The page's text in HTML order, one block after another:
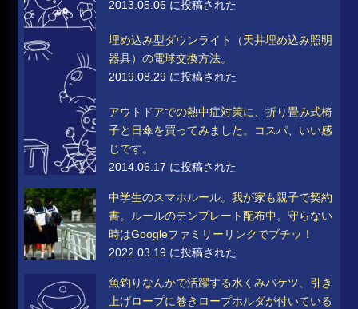
2013.05.06 に投稿された
埋め込み型ダウンライト（天井埋め込み照明
器具）の電球交換方法。
2019.08.29 に投稿された
アウトドアでの熱中症対策に、折り畳み式椅
子と日傘を買ってみました。コスパ、いい感
じです。
2014.06.17 に投稿された
中学生のスマホルール。我が家も親子で契約
書。ルールのテンプレート配布中。守らない
時はGoogleファミリーリンクでブチッ！
2022.03.19 に投稿された
魚釣りなんかで活躍する水くみバケツ、引き
上げロープに巻きロープホルダが付いている